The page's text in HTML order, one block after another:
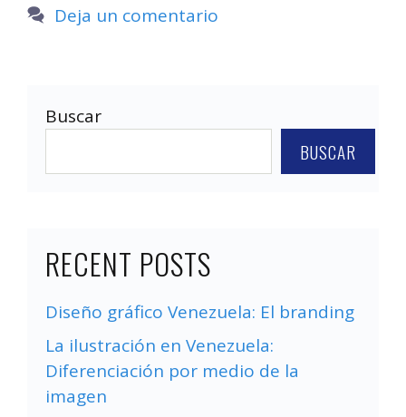
Deja un comentario
Buscar
BUSCAR
RECENT POSTS
Diseño gráfico Venezuela: El branding
La ilustración en Venezuela:
Diferenciación por medio de la
imagen